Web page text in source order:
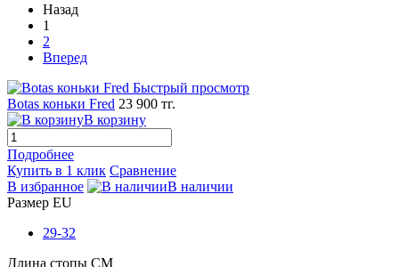
Назад
1
2
Вперед
Быстрый просмотр
Botas коньки Fred 23 900 тг.
В корзину
Подробнее
Купить в 1 клик Сравнение
В избранное
В наличии
Размер EU
29-32
Длина стопы CM